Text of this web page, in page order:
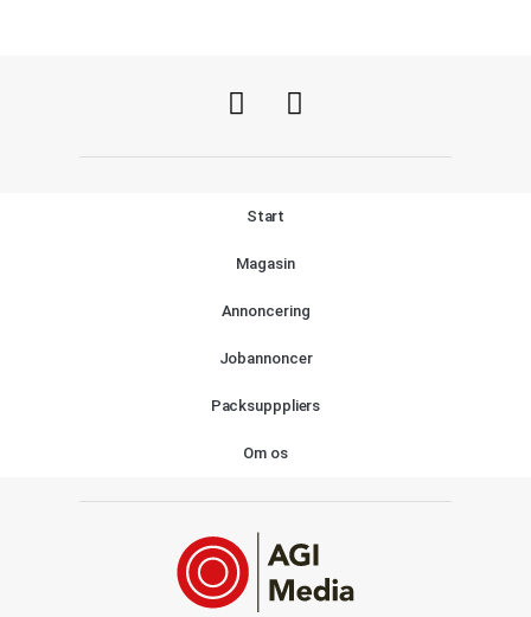
Start
Magasin
Annoncering
Jobannoncer
Packsupppliers
Om os